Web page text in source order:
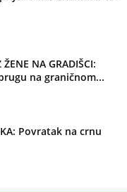
NA GRADIŠCI:
na graničnom...
Povratak na crnu